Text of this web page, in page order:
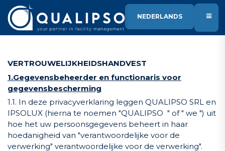
OVERSLAAN NAAR INHOUD
NEDERLANDS
VERTROUWELIJKHEIDSHANDVEST
1.Gegevensbeheerder en functionaris voor
gegevensbescherming
1.1. In deze privacyverklaring leggen QUALIPSO SRL en
IPSOLUX (hierna te noemen "QUALIPSO " of " we ") uit
hoe het uw persoonsgegevens beheert in haar
hoedanigheid van "verantwoordelijke voor de
verwerking" verantwoordelijke voor de verwerking".